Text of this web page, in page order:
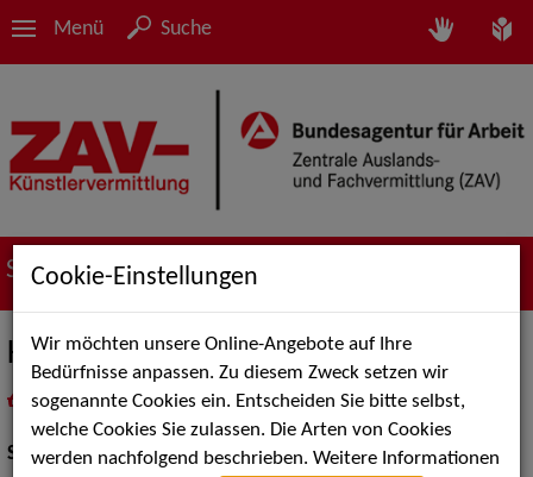
Menü Suche
Suche nach Künstler*innen
Katharina Vötter
als PDF speichern
inMeine Merklistelegen
Schauspiel:Bühne
Cookie-Einstellungen
Wir möchten unsere Online-Angebote auf Ihre
Bedürfnisse anpassen. Zu diesem Zweck setzen wir
sogenannte Cookies ein. Entscheiden Sie bitte selbst,
welche Cookies Sie zulassen. Die Arten von Cookies
werden nachfolgend beschrieben. Weitere Informationen